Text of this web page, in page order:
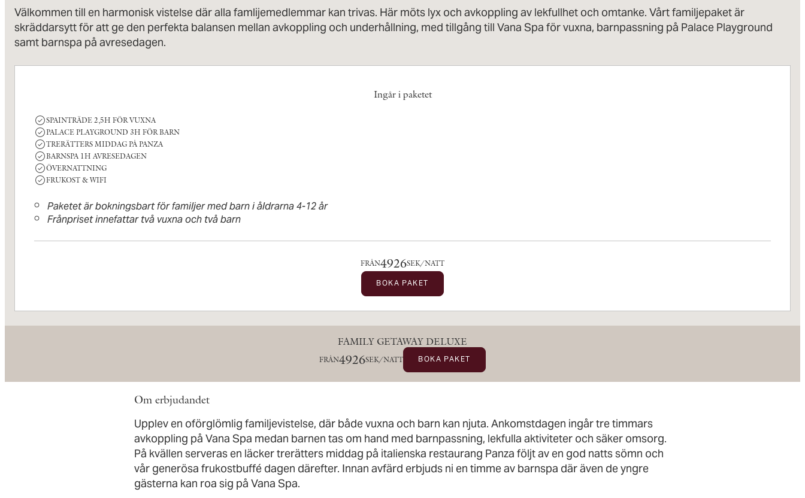
Välkommen till en harmonisk vistelse där alla famlijemedlemmar kan trivas. Här möts lyx och avkoppling av lekfullhet och omtanke. Vårt familjepaket är
skräddarsytt för att ge den perfekta balansen mellan avkoppling och underhållning, med tillgång till Vana Spa för vuxna, barnpassning på Palace Playground
samt barnspa på avresedagen.
Ingår i paketet
SPAINTRÄDE 2,5H FÖR VUXNA
PALACE PLAYGROUND 3H FÖR BARN
TRERÄTTERS MIDDAG PÅ PANZA
BARNSPA 1H AVRESEDAGEN
ÖVERNATTNING
FRUKOST & WIFI
Paketet är bokningsbart för familjer med barn i åldrarna 4-12 år
Frånpriset innefattar två vuxna och två barn
FRÅN4926SEK/NATT
BOKA PAKET
FAMILY GETAWAY DELUXE
FRÅN4926SEK/NATT BOKA PAKET
Om erbjudandet
Upplev en oförglömlig familjevistelse, där både vuxna och barn kan njuta. Ankomstdagen ingår tre timmars
avkoppling på Vana Spa medan barnen tas om hand med barnpassning, lekfulla aktiviteter och säker omsorg.
På kvällen serveras en läcker trerätters middag på italienska restaurang Panza följt av en god natts sömn och
vår generösa frukostbuffé dagen därefter. Innan avfärd erbjuds ni en timme av barnspa där även de yngre
gästerna kan roa sig på Vana Spa.